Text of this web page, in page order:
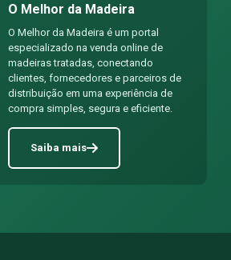
O Melhor da Madeira
O Melhor da Madeira é um portal
especializado na venda online de
madeiras tratadas, conectando
clientes, fornecedores e parceiros de
distribuição em uma experiência de
compra simples, segura e eficiente.
Saiba mais